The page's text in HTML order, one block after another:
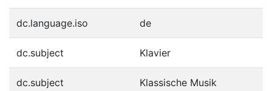
dc.language.iso de
dc.subject Klavier
dc.subject Klassische Musik